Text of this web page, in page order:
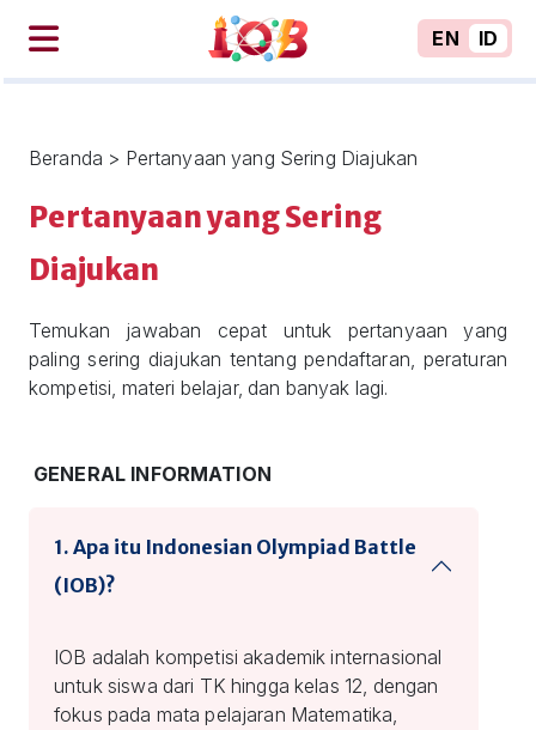
Beranda > Pertanyaan yang Sering Diajukan
Pertanyaan yang Sering
Diajukan
Temukan jawaban cepat untuk pertanyaan yang
paling sering diajukan tentang pendaftaran, peraturan
kompetisi, materi belajar, dan banyak lagi.
GENERAL INFORMATION
1. Apa itu Indonesian Olympiad Battle
(IOB)?
IOB adalah kompetisi akademik internasional
untuk siswa dari TK hingga kelas 12, dengan
fokus pada mata pelajaran Matematika,
EN ID